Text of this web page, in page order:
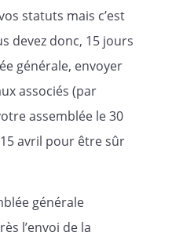
statuts mais c’est
devez donc, 15 jours
générale, envoyer
associés (par
assemblée le 30
avril pour être sûr
générale
l’envoi de la